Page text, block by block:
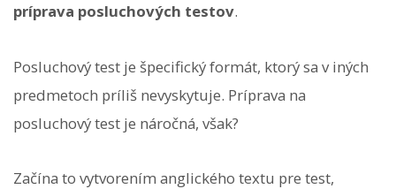
príprava posluchových testov.
Posluchový test je špecifický formát, ktorý sa v iných
predmetoch príliš nevyskytuje. Príprava na
posluchový test je náročná, však?
Začína to vytvorením anglického textu pre test,